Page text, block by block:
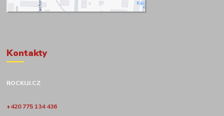
Kontakty
ROCKUJ.CZ
+420 775 134 436